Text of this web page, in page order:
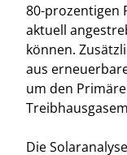
80-prozentigen
aktuell
können.
aus
um den
Die